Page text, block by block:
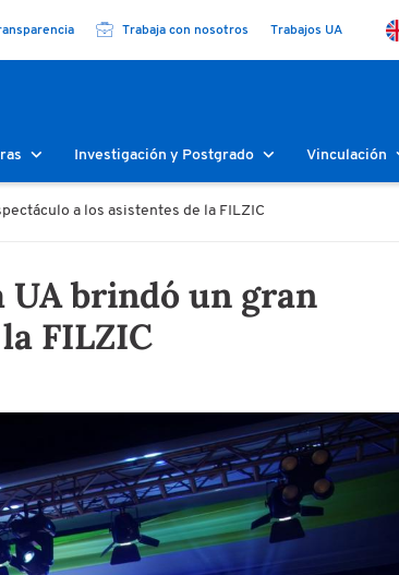
Trabaja con nosotros Trabajos UA
Investigación y Postgrado Vinculación
a los asistentes de la FILZIC
UA brindó un gran
FILZIC